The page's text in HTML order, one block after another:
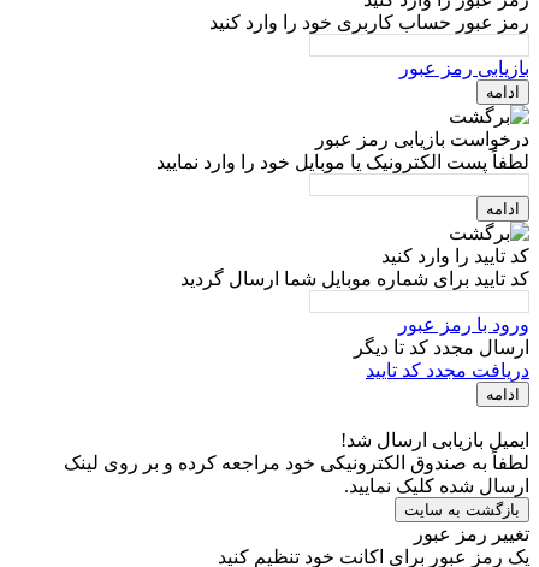
رمز عبور حساب کاربری خود را وارد کنید
بازیابی رمز عبور
ادامه
درخواست بازیابی رمز عبور
لطفاً پست الکترونیک یا موبایل خود را وارد نمایید
ادامه
کد تایید را وارد کنید
کد تایید برای شماره موبایل شما ارسال گردید
ورود با رمز عبور
ارسال مجدد کد تا دیگر
دریافت مجدد کد تایید
ادامه
ایمیل بازیابی ارسال شد!
لطفاً به صندوق الکترونیکی خود مراجعه کرده و بر روی لینک
ارسال شده کلیک نمایید.
بازگشت به سایت
تغییر رمز عبور
یک رمز عبور برای اکانت خود تنظیم کنید